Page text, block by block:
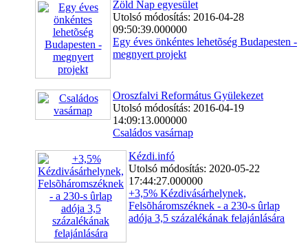
Zöld Nap egyesület
Utolsó módosítás: 2016-04-28
09:50:39.000000
Egy éves önkéntes lehetõség Budapesten -
megnyert projekt
Oroszfalvi Református Gyülekezet
Utolsó módosítás: 2016-04-19
14:09:13.000000
Családos vasárnap
Kézdi.infó
Utolsó módosítás: 2020-05-22
17:44:27.000000
+3,5% Kézdivásárhelynek,
Felsõháromszéknek - a 230-s ûrlap
adója 3,5 százalékának felajánlására